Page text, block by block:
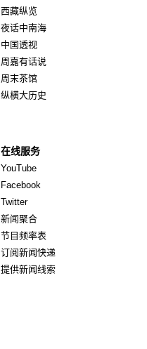
西藏纵览
夜话中南海
中国透视
周嘉有话说
周末茶馆
纵横大历史
在线服务
YouTube
Facebook
TwitterOpens in new window
新闻聚合
节目频率表
订阅新闻快递
提供新闻线索